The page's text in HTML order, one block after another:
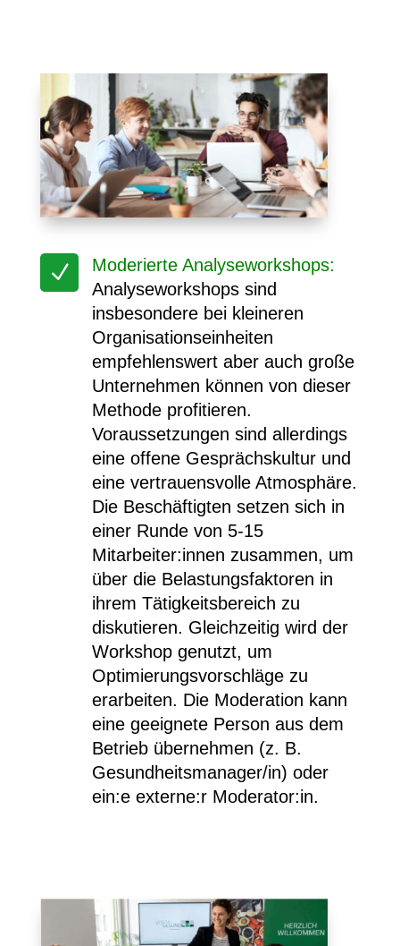
N
Moderierte Analyseworkshops:
Analyseworkshops sind
insbesondere bei kleineren
Organisationseinheiten
empfehlenswert aber auch große
Unternehmen können von dieser
Methode profitieren.
Voraussetzungen sind allerdings
eine offene Gesprächskultur und
eine vertrauensvolle Atmosphäre.
Die Beschäftigten setzen sich in
einer Runde von 5-15
Mitarbeiter:innen zusammen, um
über die Belastungsfaktoren in
ihrem Tätigkeitsbereich zu
diskutieren. Gleichzeitig wird der
Workshop genutzt, um
Optimierungsvorschläge zu
erarbeiten. Die Moderation kann
eine geeignete Person aus dem
Betrieb übernehmen (z. B.
Gesundheitsmanager/in) oder
ein:e externe:r Moderator:in.